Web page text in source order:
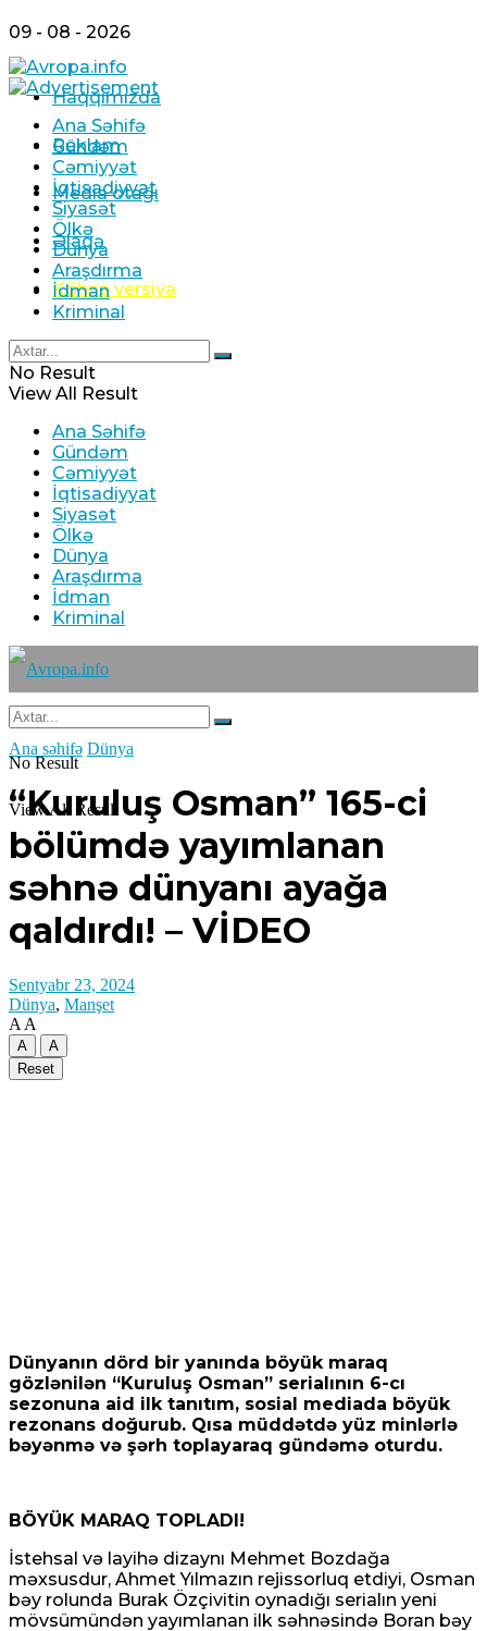
09 - 08 - 2026
Haqqımızda
Reklam
Media otağı
Əlaqə
Köhnə versiya
Ana Səhifə
Gündəm
Cəmiyyət
İqtisadiyyat
Siyasət
Ölkə
Dünya
Araşdırma
İdman
Kriminal
No Result
View All Result
Ana Səhifə
Gündəm
Cəmiyyət
İqtisadiyyat
Siyasət
Ölkə
Dünya
Araşdırma
İdman
Kriminal
No Result
View All Result
Ana səhifə Dünya
“Kuruluş Osman” 165-ci
bölümdə yayımlanan
səhnə dünyanı ayağa
qaldırdı! – VİDEO
Sentyabr 23, 2024
Dünya, Manşet
A A
A
A
Reset
Dünyanın dörd bir yanında böyük maraq
gözlənilən “Kuruluş Osman” serialının 6-cı
sezonuna aid ilk tanıtım, sosial mediada böyük
rezonans doğurub. Qısa müddətdə yüz minlərlə
bəyənmə və şərh toplayaraq gündəmə oturdu.
BÖYÜK MARAQ TOPLADI!
İstehsal və layihə dizaynı Mehmet Bozdağa
məxsusdur, Ahmet Yılmazın rejissorluq etdiyi, Osman
bəy rolunda Burak Özçivitin oynadığı serialın yeni
mövsümündən yayımlanan ilk səhnəsində Boran bəy
9
BƏƏ Hörmüz boğazında İran gəmisini
raketlə hədəfə aldığını açıqlayıb
08 Avqust 2026 / 16:47
Xameneinin baş müşaviri: Region ölkələri
artan əməkdaşlıqla təhlükəsizliyi təmin edə
bilər
08 Avqust 2026 / 16:41
İsrail ordusu atəşkəsə baxmayaraq, Livanın
cənubuna hücum edib
08 Avqust 2026 / 14:31
9
16 yaşlı Asimanın meyiti tapıldı
08 Avqust 2026 / 12:08
7
Miroshnik: Kanada Rusiyanın Ukraynadan
keçirilib
08 Avqust 2026 / 11:28
9
Tehranın buna münasibət bildirmə və lazım
gələrsə, üzr də istəməılidir